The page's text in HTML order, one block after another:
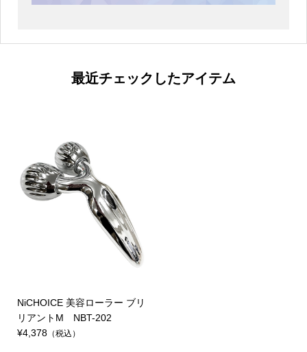
最近チェックしたアイテム
NiCHOICE 美容ローラー ブリ
リアントM NBT-202
¥4,378（税込）